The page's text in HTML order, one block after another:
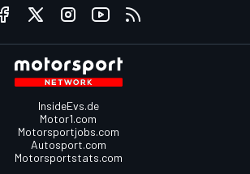
InsideEvs.de
Motor1.com
Motorsportjobs.com
Autosport.com
Motorsportstats.com